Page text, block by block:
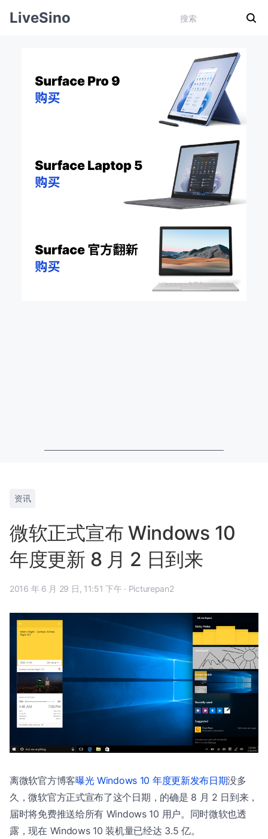
LiveSino
资讯
微软正式宣布 Windows 10
年度更新 8 月 2 日到来
2016 年 6 月 29 日, 11:51 下午 · Picturepan2
离微软官方博客曝光 Windows 10 年度更新发布日期没多
久，微软官方正式宣布了这个日期，的确是 8 月 2 日到来，
届时将免费推送给所有 Windows 10 用户。同时微软也透
露，现在 Windows 10 装机量已经达 3.5 亿。